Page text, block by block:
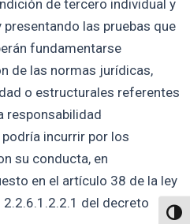
de tercero individual y
las pruebas que
fundamentarse
de las normas jurídicas,
o estructurales referentes
responsabilidad
incurrir por los
su conducta, en
en el artículo 38 de la ley
del decreto